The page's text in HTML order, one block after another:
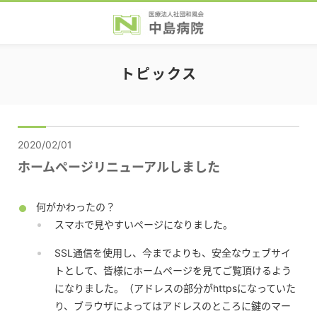
トピックス
2020/02/01
ホームページリニューアルしました
何がかわったの？
スマホで見やすいページになりました。
SSL通信を使用し、今までよりも、安全なウェブサイ
トとして、皆様にホームページを見てご覧頂けるよう
になりました。（アドレスの部分がhttpsになっていた
り、ブラウザによってはアドレスのところに鍵のマー